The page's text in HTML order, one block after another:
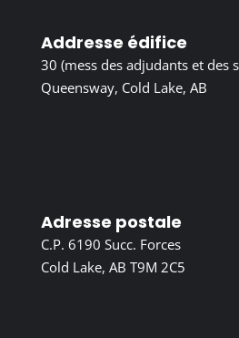
Addresse édifice
30 (mess des adjudants et des
Queensway, Cold Lake, AB
Adresse postale
C.P. 6190 Succ. Forces
Cold Lake, AB T9M 2C5